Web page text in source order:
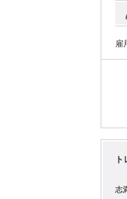
休
容】 * 「運ぶ」技術で、地元の産業を支える
中
車
雇
志